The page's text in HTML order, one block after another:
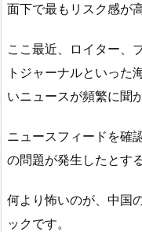
面下で最もリスク感が
ここ最近、ロイター、
トジャーナルといった
いニュースが頻繁に聞
ニュースフィードを確
の問題が発生したとす
何より怖いのが、中国
ックです。